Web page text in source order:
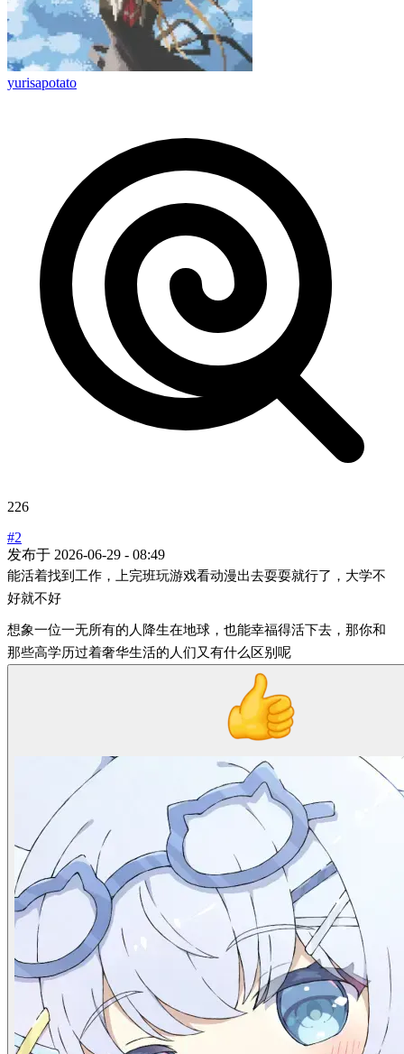
yurisapotato
226
#2
发布于 2026-06-29 - 08:49
能活着找到工作，上完班玩游戏看动漫出去耍耍就行了，大学不
好就不好
想象一位一无所有的人降生在地球，也能幸福得活下去，那你和
那些高学历过着奢华生活的人们又有什么区别呢